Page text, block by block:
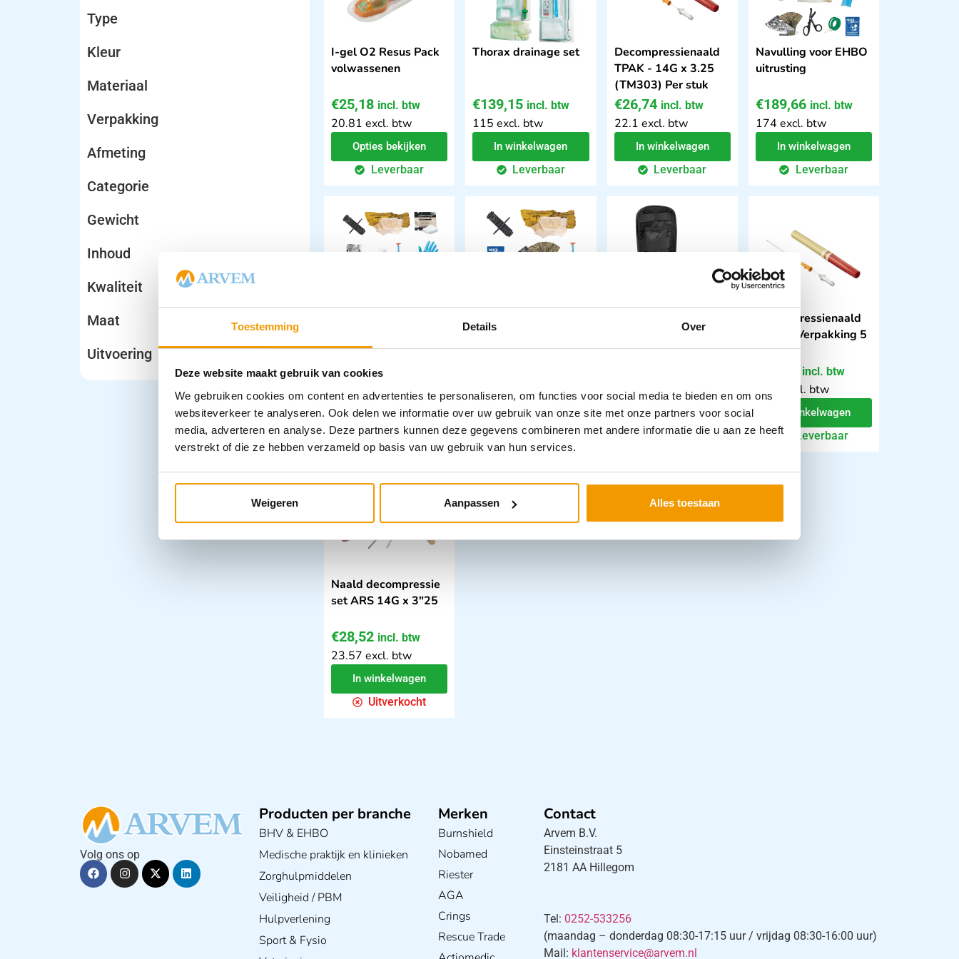
Toestemming Details Over
Deze website maakt gebruik van cookies
We gebruiken cookies om content en advertenties te personaliseren, om functies voor social media te bieden en om ons
websiteverkeer te analyseren. Ook delen we informatie over uw gebruik van onze site met onze partners voor social
media, adverteren en analyse. Deze partners kunnen deze gegevens combineren met andere informatie die u aan ze heeft
verstrekt of die ze hebben verzameld op basis van uw gebruik van hun services.
Weigeren Aanpassen Alles toestaan
Type
Kleur
Materiaal
Verpakking
Afmeting
Categorie
Gewicht
Inhoud
Kwaliteit
Maat
Uitvoering
I-gel O2 Resus Pack
volwassenen
€25,18 incl. btw
20.81 excl. btw
Opties bekijken
Leverbaar
Thorax drainage set
€139,15 incl. btw
115 excl. btw
In winkelwagen
Leverbaar
Decompressienaald
TPAK - 14G x 3.25
(TM303) Per stuk
€26,74 incl. btw
22.1 excl. btw
In winkelwagen
Leverbaar
Navulling voor EHBO
uitrusting
€189,66 incl. btw
174 excl. btw
In winkelwagen
Leverbaar
€150,42
138 excl. btw
In winkelwagen
Leverbaar
voor FAB tas )
61 excl. btw
In winkelwagen
Leverbaar
41.25 excl. btw
In winkelwagen
Leverbaar
Decompressienaald
TPAK - Verpakking 5
stuks
incl. btw
75.5 excl. btw
In winkelwagen
Leverbaar
Naald decompressie
set ARS 14G x 3"25
€28,52 incl. btw
23.57 excl. btw
In winkelwagen
Uitverkocht
Volg ons op
Producten per branche
BHV & EHBO
Medische praktijk en klinieken
Zorghulpmiddelen
Veiligheid / PBM
Hulpverlening
Sport & Fysio
Merken
Burnshield
Nobamed
Riester
AGA
Crings
Rescue Trade
Contact
Arvem B.V.
Einsteinstraat 5
2181 AA Hillegom
Tel: 0252-533256
(maandag – donderdag 08:30-17:15 uur / vrijdag 08:30-16:00 uur)
Mail: klantenservice@arvem.nl